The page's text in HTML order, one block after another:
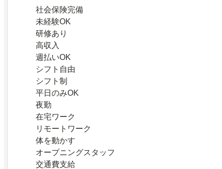
社会保険完備
未経験OK
研修あり
高収入
週払いOK
シフト自由
シフト制
平日のみOK
夜勤
在宅ワーク
リモートワーク
体を動かす
オープニングスタッフ
交通費支給